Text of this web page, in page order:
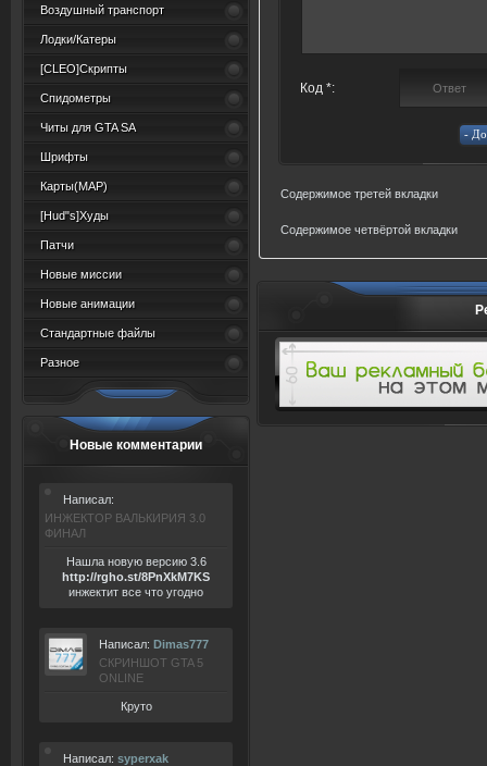
Воздушный транспорт
Лодки/Катеры
[CLEO]Скрипты
Спидометры
Читы для GTA SA
Шрифты
Карты(MAP)
[Hud"s]Худы
Патчи
Новые миссии
Новые анимации
Стандартные файлы
Разное
Новые комментарии
Написал:
ИНЖЕКТОР ВАЛЬКИРИЯ 3.0
ФИНАЛ
Нашла новую версию 3.6
http://rgho.st/8PnXkM7KS
инжектит все что угодно
Написал: Dimas777
СКРИНШОТ GTA 5
ONLINE
Круто
Написал: syperxak
Код *:
Содержимое третей вкладки
Содержимое четвёртой вкладки